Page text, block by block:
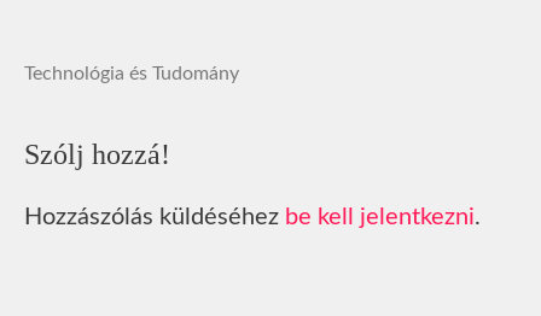
Technológia és Tudomány
Szólj hozzá!
Hozzászólás küldéséhez be kell jelentkezni.